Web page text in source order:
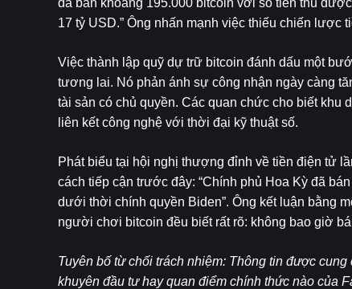
đã bán khoảng 195.000 bitcoin với số tiền thu
17 tỷ USD.” Ông nhấn mạnh việc thiếu chiến lược
Việc thành lập quỹ dự trữ bitcoin đánh dấu một
tương lai. Nó phản ánh sự công nhận ngày càng
tài sản có chủ quyền. Các quan chức cho biết
liên kết công nghệ với thời đại kỹ thuật số.
Phát biểu tại hội nghị thượng đỉnh về tiền điện tử
cách tiếp cận trước đây: “Chính phủ Hoa Kỳ đã
dưới thời chính quyền Biden”. Ông kết luận bằng
người chơi bitcoin đều biết rất rõ: không bao giờ
Tuyên bố từ chối trách nhiệm: Thông tin được
khuyên đầu tư hay quan điểm chính thức nào của